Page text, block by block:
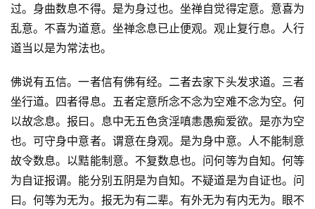
过。身曲数息不得。是为身过也。坐禅自觉得定意。意喜为
乱意。不喜为道意。坐禅念息已止便观。观止复行息。人行
道当以是为常法也。
佛说有五信。一者信有佛有经。二者去家下头发求道。三者
坐行道。四者得息。五者定意所念不念为空难不念为空。何
以故念息。报曰。息中无五色贪淫嗔恚愚痴爱欲。是亦为空
也。可守身中意者。谓意在身观。是为身中意。人不能制意
故令数息。以黠能制意。不复数息也。问何等为自知。何等
为自证报谓。能分别五阴是为自知。不疑道是为自证也。问
曰。何等为无为。报无为有二辈。有外无为有内无为。眼不